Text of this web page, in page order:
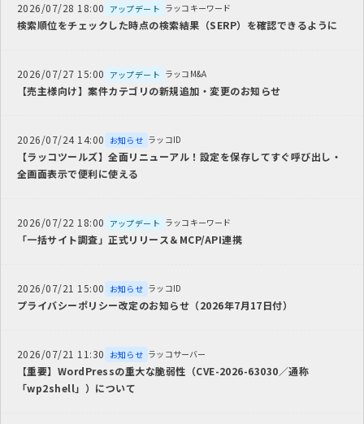
2026/07/28 18:00 アップデート ラッコキーワード
検索順位をチェックした時点の検索結果（SERP）を確認できるように
2026/07/27 15:00 アップデート ラッコM&A
【売主様向け】案件カテゴリの新規追加・変更のお知らせ
2026/07/24 14:00 お知らせ ラッコID
【ラッコツールズ】全面リニューアル！設定を保存してすぐ呼び出し・
全画面表示で便利に使える
2026/07/22 18:00 アップデート ラッコキーワード
「一括サイト調査」正式リリース＆MCP/API連携
2026/07/21 15:00 お知らせ ラッコID
プライバシーポリシー改定のお知らせ（2026年7月17日付）
2026/07/21 11:30 お知らせ ラッコサーバー
【重要】WordPressの重大な脆弱性（CVE-2026-63030／通称
「wp2shell」）について